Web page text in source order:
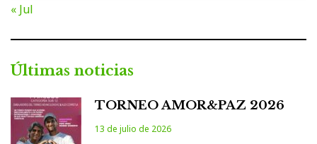
« Jul
Últimas noticias
TORNEO AMOR&PAZ 2026
13 de julio de 2026